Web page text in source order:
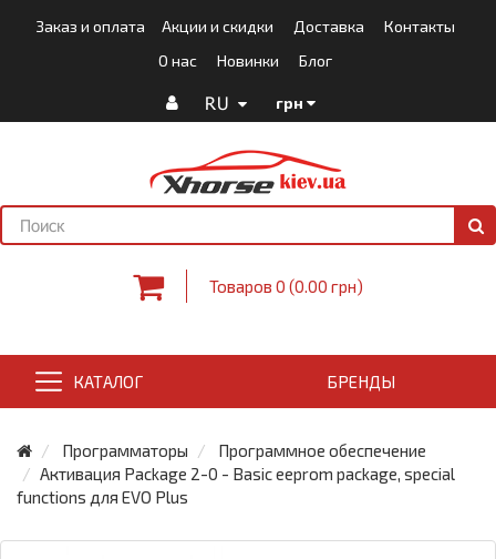
Заказ и оплата Акции и скидки Доставка
Контакты
О нас
Новинки Блог
RU грн
Товаров 0 (0.00 грн)
КАТАЛОГ БРЕНДЫ
Программаторы
Программное обеспечение
Активация Package 2-0 - Basic eeprom package, special
functions для EVO Plus